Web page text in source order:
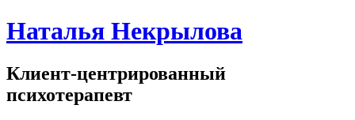
Наталья Некрылова
Клиент-центрированный
психотерапевт